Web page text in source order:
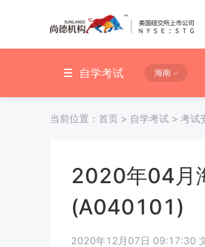
自学考试 海南
当前位置： 首页 > 自学考试 > 考试
2020年04月
(A040101)
2020年12月07日 09:17:30